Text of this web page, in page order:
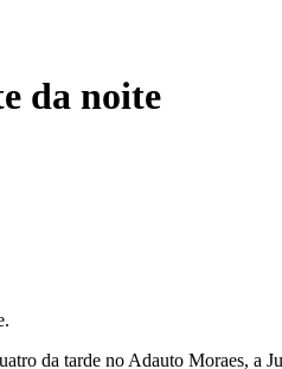
da noite
da tarde no Adauto Moraes, a